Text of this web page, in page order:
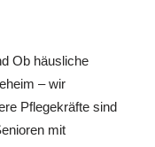
Ob häusliche
– wir
Pflegekräfte sind
mit